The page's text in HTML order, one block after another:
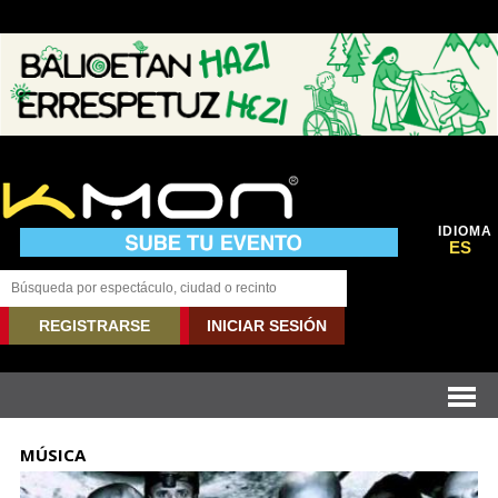
IDIOMA
ES
REGISTRARSE INICIAR SESIÓN
MÚSICA